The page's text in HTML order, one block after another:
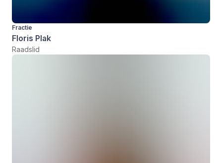
Fractie
Floris Plak
Raadslid